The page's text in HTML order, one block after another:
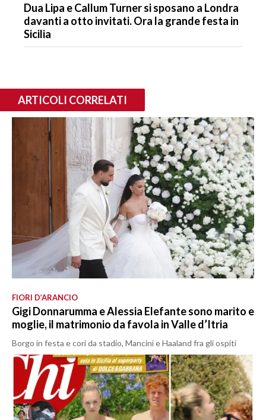
Dua Lipa e Callum Turner si sposano a Londra
davanti a otto invitati. Ora la grande festa in
Sicilia
ARTICOLI CORRELATI
FIORI D’ARANCIO
Gigi Donnarumma e Alessia Elefante sono marito e
moglie, il matrimonio da favola in Valle d’Itria
Borgo in festa e cori da stadio, Mancini e Haaland fra gli ospiti